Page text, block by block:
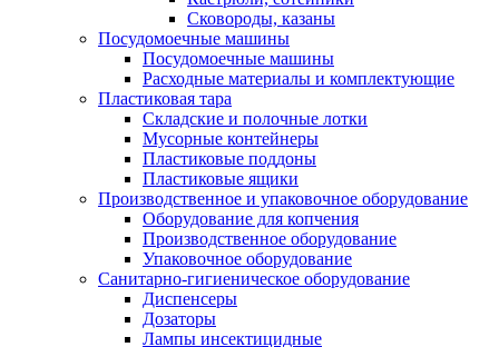
Сковороды, казаны
Посудомоечные машины
Посудомоечные машины
Расходные материалы и комплектующие
Пластиковая тара
Складские и полочные лотки
Мусорные контейнеры
Пластиковые поддоны
Пластиковые ящики
Производственное и упаковочное оборудование
Оборудование для копчения
Производственное оборудование
Упаковочное оборудование
Санитарно-гигиеническое оборудование
Диспенсеры
Дозаторы
Лампы инсектицидные